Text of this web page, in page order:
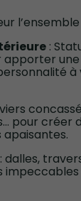
:
apporter
à
pour créer
: dalles,